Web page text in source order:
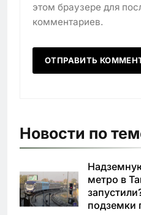
этом браузере для
комментариев.
Новости по
метро в
подземки